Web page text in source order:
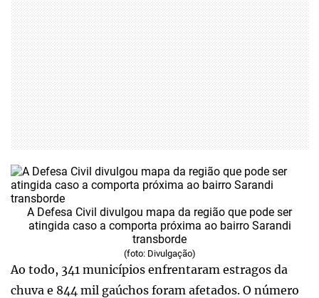
A Defesa Civil divulgou mapa da região que pode ser
atingida caso a comporta próxima ao bairro Sarandi
transborde
(foto: Divulgação)
Ao todo, 341 municípios enfrentaram estragos da
chuva e 844 mil gaúchos foram afetados. O número